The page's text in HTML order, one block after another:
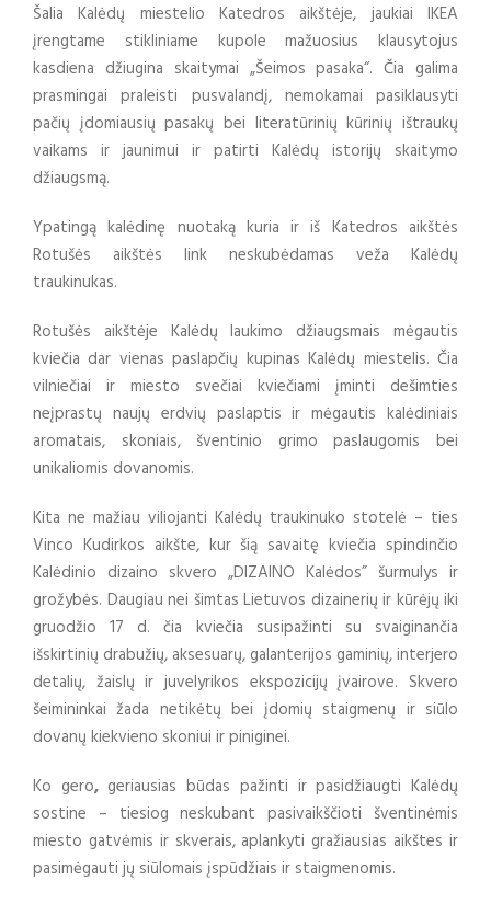
Šalia Kalėdų miestelio Katedros aikštėje, jaukiai IKEA
įrengtame stikliniame kupole mažuosius klausytojus
kasdiena džiugina skaitymai „Šeimos pasaka“. Čia galima
prasmingai praleisti pusvalandį, nemokamai pasiklausyti
pačių įdomiausių pasakų bei literatūrinių kūrinių ištraukų
vaikams ir jaunimui ir patirti Kalėdų istorijų skaitymo
džiaugsmą.
Ypatingą kalėdinę nuotaką kuria ir iš Katedros aikštės
Rotušės aikštės link neskubėdamas veža Kalėdų
traukinukas.
Rotušės aikštėje Kalėdų laukimo džiaugsmais mėgautis
kviečia dar vienas paslapčių kupinas Kalėdų miestelis. Čia
vilniečiai ir miesto svečiai kviečiami įminti dešimties
neįprastų naujų erdvių paslaptis ir mėgautis kalėdiniais
aromatais, skoniais, šventinio grimo paslaugomis bei
unikaliomis dovanomis.
Kita ne mažiau viliojanti Kalėdų traukinuko stotelė – ties
Vinco Kudirkos aikšte, kur šią savaitę kviečia spindinčio
Kalėdinio dizaino skvero „DIZAINO Kalėdos” šurmulys ir
grožybės. Daugiau nei šimtas Lietuvos dizainerių ir kūrėjų iki
gruodžio 17 d. čia kviečia susipažinti su svaiginančia
išskirtinių drabužių, aksesuarų, galanterijos gaminių, interjero
detalių, žaislų ir juvelyrikos ekspozicijų įvairove. Skvero
šeimininkai žada netikėtų bei įdomių staigmenų ir siūlo
dovanų kiekvieno skoniui ir piniginei.
Ko gero,geriausias būdas pažinti ir pasidžiaugti Kalėdų
sostine – tiesiog neskubant pasivaikščioti šventinėmis
miesto gatvėmis ir skverais, aplankyti gražiausias aikštes ir
pasimėgauti jų siūlomais įspūdžiais ir staigmenomis.